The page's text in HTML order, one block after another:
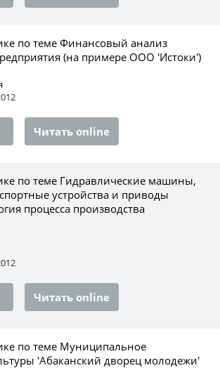
по теме Финансовый анализ
(на примере ООО 'Истоки')
Читать online
по теме Гидравлические машины,
устройства и приводы
процесса производства
Читать online
по теме Муниципальное
'Абаканский дворец молодежи'